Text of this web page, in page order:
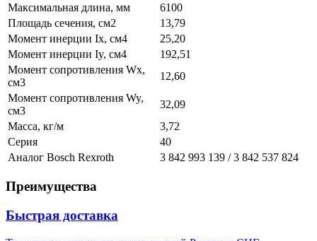
Максимальная длина, мм
6100
Площадь сечения, см2
13,79
Момент инерции Ix, см4
25,20
Момент инерции Iy, см4
192,51
Момент сопротивления Wx,
см3
12,60
Момент сопротивления Wy,
см3
32,09
Масса, кг/м
3,72
Серия
40
Аналог Bosch Rexroth
3 842 993 139 / 3 842 537 824
Преимущества
Быстрая доставка